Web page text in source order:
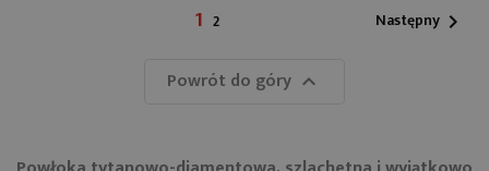
1 2 Następny 
Powrót do góry 